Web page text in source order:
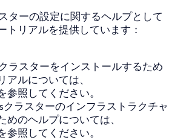
ターの設定に関するヘルプとして
トリアルを提供しています：
ラスターをインストールするため
アルについては、
参照してください。
クラスターのインフラストラクチャ
めのヘルプについては、
参照してください。